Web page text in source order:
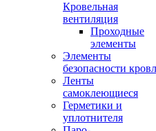
Кровельная
вентиляция
Проходные
элементы
Элементы
безопасности
Ленты
самоклеющиеся
Герметики и
уплотнителя